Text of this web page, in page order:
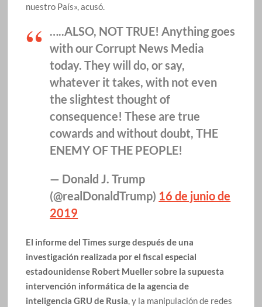
nuestro País», acusó.
…..ALSO, NOT TRUE! Anything goes
with our Corrupt News Media
today. They will do, or say,
whatever it takes, with not even
the slightest thought of
consequence! These are true
cowards and without doubt, THE
ENEMY OF THE PEOPLE!
— Donald J. Trump
(@realDonaldTrump) 16 de junio de
2019
El informe del Times surge después de una
investigación realizada por el fiscal especial
estadounidense Robert Mueller sobre la supuesta
intervención informática de la agencia de
inteligencia GRU de Rusia, y la manipulación de redes